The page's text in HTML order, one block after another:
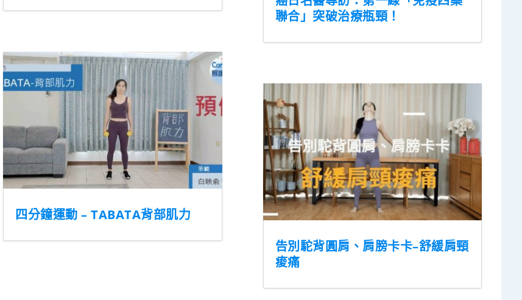
四分鐘運動 – TABATA背部肌力
聯合」突破治療瓶頸！
告別駝背圓肩、肩膀卡卡–舒緩肩頸
痠痛